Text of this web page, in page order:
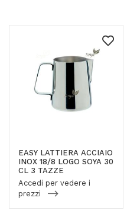
EASY LATTIERA ACCIAIO
INOX 18/8 LOGO SOYA 30
CL 3 TAZZE
Accedi per vedere i
prezzi